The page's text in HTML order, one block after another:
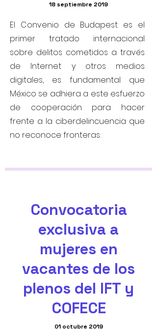
18 septiembre 2019
El Convenio de Budapest es el
primer tratado internacional
sobre delitos cometidos a través
de Internet y otros medios
digitales, es fundamental que
México se adhiera a este esfuerzo
de cooperación para hacer
frente a la ciberdelincuencia que
no reconoce fronteras.
Convocatoria
exclusiva a
mujeres en
vacantes de los
plenos del IFT y
COFECE
01 octubre 2019